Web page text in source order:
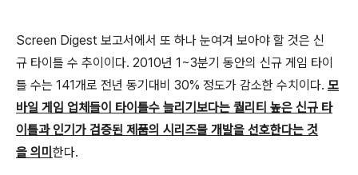
Screen Digest 보고서에서 또 하나 눈여겨 보아야 할 것은 신
규 타이틀 수 추이이다. 2010년 1~3분기 동안의 신규 게임 타이
틀 수는 141개로 전년 동기대비 30% 정도가 감소한 수치이다. 모
바일 게임 업체들이 타이틀수 늘리기보다는 퀄리티 높은 신규 타
이틀과 인기가 검증된 제품의 시리즈물 개발을 선호한다는 것
을 의미 한다.